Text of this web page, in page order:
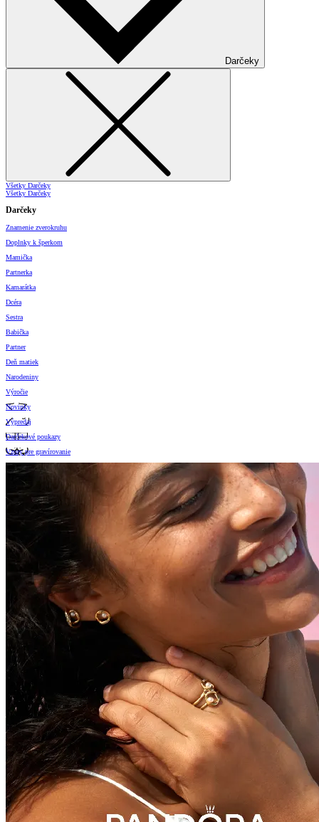
Darčeky
Všetky Darčeky
Všetky Darčeky
Darčeky
Znamenie zverokruhu
Doplnky k šperkom
Mamička
Partnerka
Kamarátka
Dcéra
Sestra
Babička
Partner
Deň matiek
Narodeniny
Výročie
Novinky
Výpredaj
Darčekové poukazy
Vzory pre gravírovanie